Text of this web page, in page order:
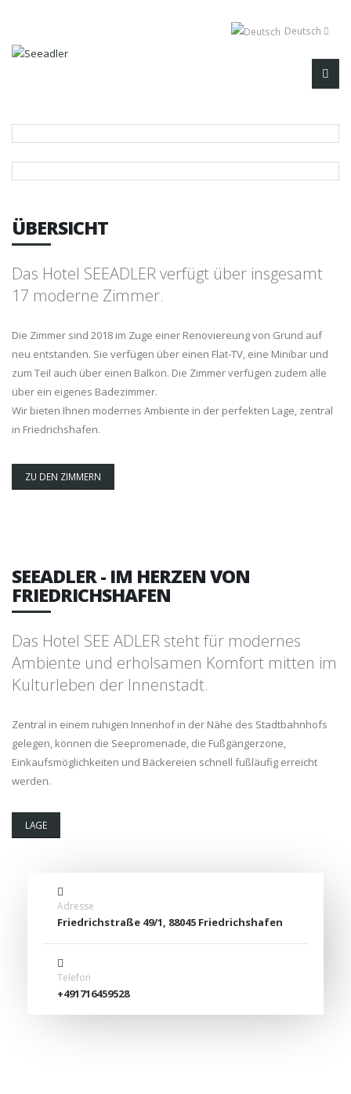
Deutsch
ÜBERSICHT
Das Hotel SEEADLER verfügt über insgesamt
17 moderne Zimmer.
Die Zimmer sind 2018 im Zuge einer Renoviereung von Grund auf
neu entstanden. Sie verfügen über einen Flat-TV, eine Minibar und
zum Teil auch über einen Balkon. Die Zimmer verfügen zudem alle
über ein eigenes Badezimmer.
Wir bieten Ihnen modernes Ambiente in der perfekten Lage, zentral
in Friedrichshafen.
ZU DEN ZIMMERN
SEEADLER - IM HERZEN VON
FRIEDRICHSHAFEN
Das Hotel SEE ADLER steht für modernes
Ambiente und erholsamen Komfort mitten im
Kulturleben der Innenstadt.
Zentral in einem ruhigen Innenhof in der Nähe des Stadtbahnhofs
gelegen, können die Seepromenade, die Fußgängerzone,
Einkaufsmöglichkeiten und Bäckereien schnell fußläufig erreicht
werden.
LAGE
Adresse
Friedrichstraße 49/1, 88045 Friedrichshafen
Telefon
+491716459528